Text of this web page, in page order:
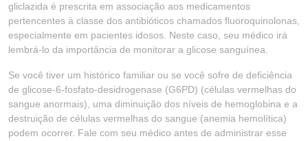
gliclazida é prescrita em associação aos medicamentos
pertencentes à classe dos antibióticos chamados fluoroquinolonas,
especialmente em pacientes idosos. Neste caso, seu médico irá
lembrá-lo da importância de monitorar a glicose sanguínea.
Se você tiver um histórico familiar ou se você sofre de deficiência
de glicose-6-fosfato-desidrogenase (G6PD) (células vermelhas do
sangue anormais), uma diminuição dos níveis de hemoglobina e a
destruição de células vermelhas do sangue (anemia hemolítica)
podem ocorrer. Fale com seu médico antes de administrar esse